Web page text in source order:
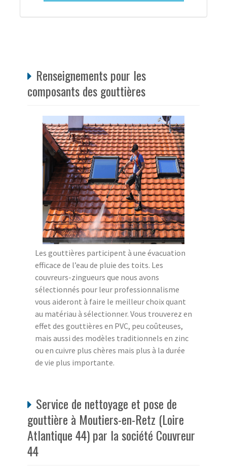
Renseignements pour les
composants des gouttières
Les gouttières participent à une évacuation
efficace de l’eau de pluie des toits. Les
couvreurs-zingueurs que nous avons
sélectionnés pour leur professionnalisme
vous aideront à faire le meilleur choix quant
au matériau à sélectionner. Vous trouverez en
effet des gouttières en PVC, peu coûteuses,
mais aussi des modèles traditionnels en zinc
ou en cuivre plus chères mais plus à la durée
de vie plus importante.
Service de nettoyage et pose de
gouttière à Moutiers-en-Retz (Loire
Atlantique 44) par la société Couvreur
44